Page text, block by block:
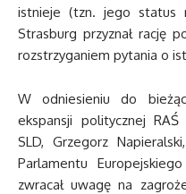
istnieje (tzn. jego status
Strasburg przyznał rację
rozstrzyganiem pytania o
W odniesieniu do
ekspansji politycznej
SLD, Grzegorz
Parlamentu
zwracał uwagę na